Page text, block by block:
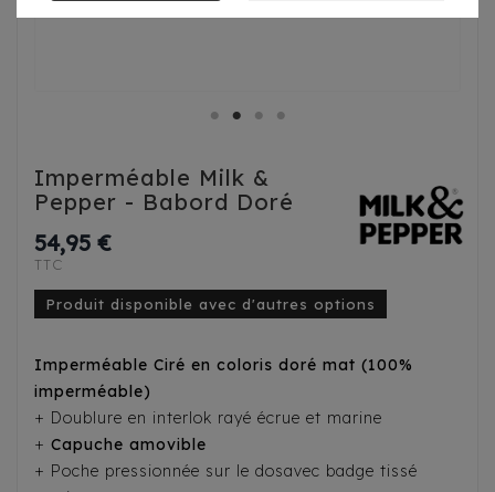
Imperméable Milk &
Pepper - Babord Doré
54,95 €
TTC
Produit disponible avec d'autres options
Imperméable Ciré en coloris doré mat (100%
imperméable)
+ Doublure en interlok rayé écrue et marine
+ Capuche amovible
+ Poche pressionnée sur le dosavec badge tissé